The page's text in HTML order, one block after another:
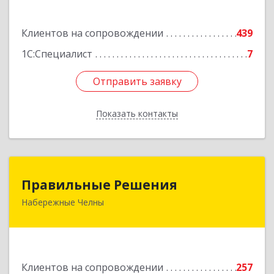
Клиентов на сопровождении
439
1С:Специалист
7
Отправить заявку
Показать контакты
Отправить заявку
Назад
Правильные Решения
Набережные Челны
Клиентов на сопровождении
257
423832, Татарстан Респ, Набережные Челны г,